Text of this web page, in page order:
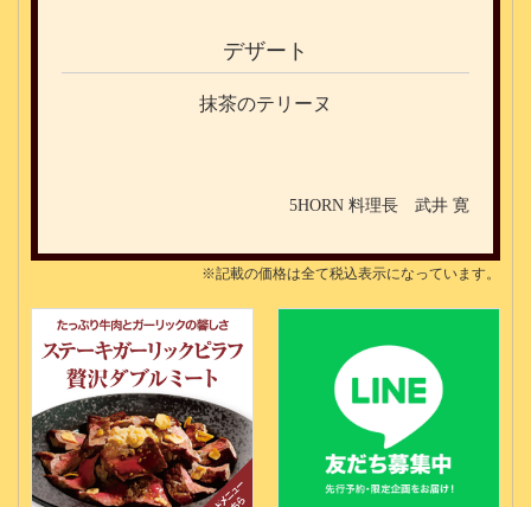
デザート
抹茶のテリーヌ
5HORN 料理長 武井 寛
※記載の価格は全て税込表示になっています。